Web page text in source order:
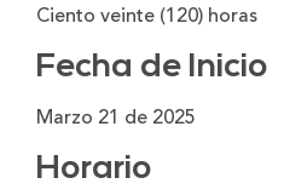
Ciento veinte (120) horas
Fecha de Inicio
Marzo 21 de 2025
Horario